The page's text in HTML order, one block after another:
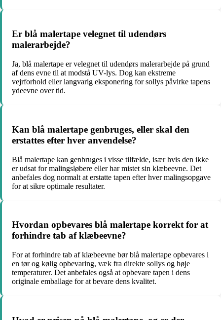
Er blå malertape velegnet til udendørs
malerarbejde?
Ja, blå malertape er velegnet til udendørs malerarbejde på grund
af dens evne til at modstå UV-lys. Dog kan ekstreme
vejrforhold eller langvarig eksponering for sollys påvirke tapens
ydeevne over tid.
Kan blå malertape genbruges, eller skal den
erstattes efter hver anvendelse?
Blå malertape kan genbruges i visse tilfælde, især hvis den ikke
er udsat for malingsløbere eller har mistet sin klæbeevne. Det
anbefales dog normalt at erstatte tapen efter hver malingsopgave
for at sikre optimale resultater.
Hvordan opbevares blå malertape korrekt for at
forhindre tab af klæbeevne?
For at forhindre tab af klæbeevne bør blå malertape opbevares i
en tør og kølig opbevaring, væk fra direkte sollys og høje
temperaturer. Det anbefales også at opbevare tapen i dens
originale emballage for at bevare dens kvalitet.